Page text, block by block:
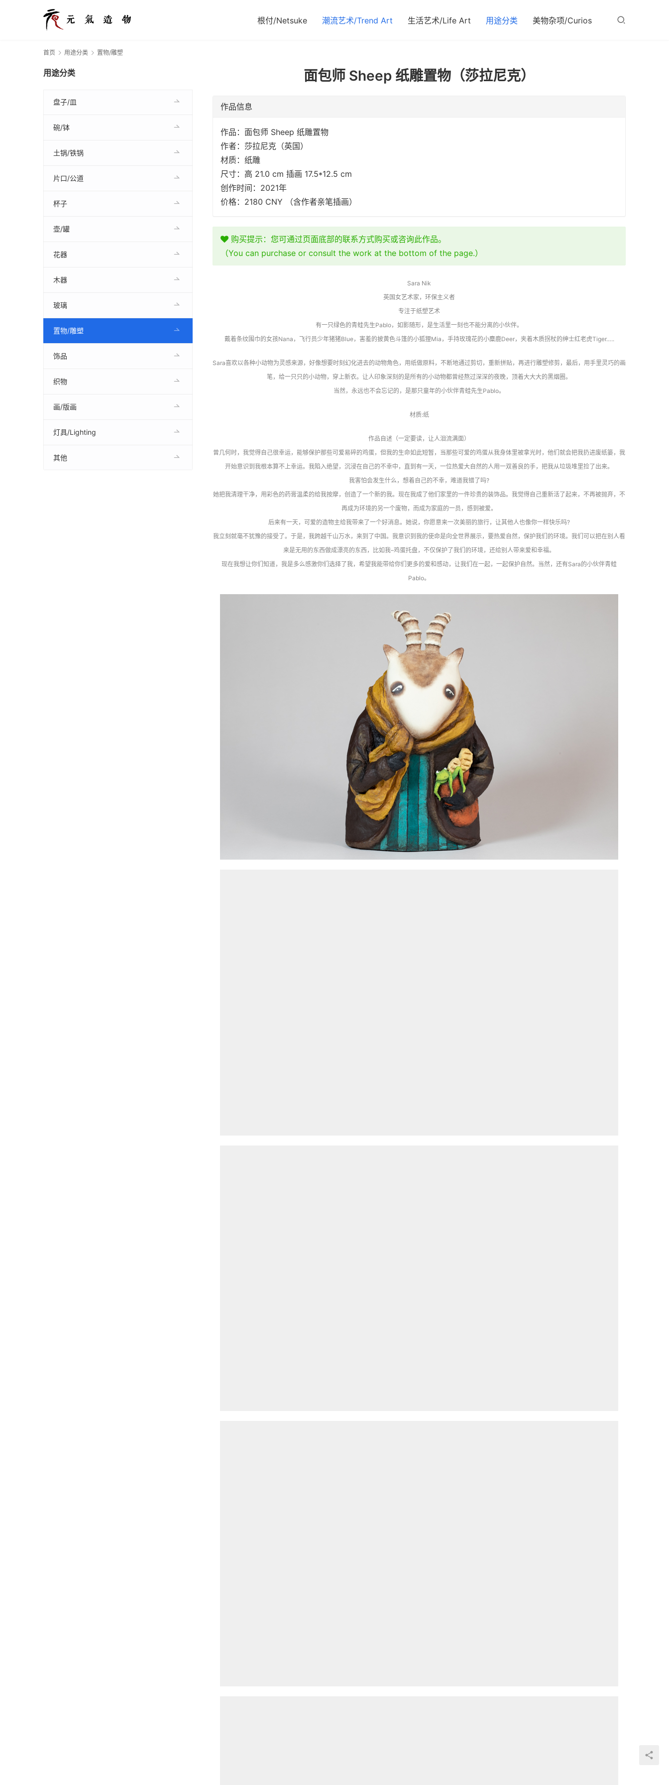
根付/Netsuke 潮流艺术/Trend Art 生活艺术/Life Art 用途分类 美物杂项/Curios
首页 用途分类 置物/雕塑
面包师 Sheep 纸雕置物（莎拉尼克）
作品信息
作品：面包师 Sheep 纸雕置物
作者：莎拉尼克（英国）
材质：纸雕
尺寸：高 21.0 cm 插画 17.5*12.5 cm
创作时间：2021年
价格：2180 CNY （含作者亲笔插画）
购买提示：您可通过页面底部的联系方式购买或咨询此作品。
（You can purchase or consult the work at the bottom of the page.）
Sara Nik
英国女艺术家，环保主义者
专注于纸塑艺术
有一只绿色的青蛙先生Pablo，如影随形，是生活里一刻也不能分离的小伙伴。
戴着条纹围巾的女孩Nana，飞行员少年猪猪Blue，害羞的披黄色斗篷的小狐狸Mia，手持玫瑰花的小麋鹿Deer，夹着木质拐杖的绅士红老虎Tiger…..
Sara喜欢以各种小动物为灵感来源，好像想要时刻幻化进去的动物角色，用纸做原料，不断地通过剪切，重新拼贴，再进行雕塑修剪，最后，用手里灵巧的画
笔，给一只只的小动物，穿上新衣。让人印象深刻的是所有的小动物都曾经熬过深深的夜晚，顶着大大大的黑烟圈。
当然，永远也不会忘记的，是那只童年的小伙伴青蛙先生Pablo。
材质:纸
作品自述（一定要读，让人泪流满面）
曾几何时，我觉得自己很幸运，能够保护那些可爱易碎的鸡蛋，但我的生命如此短暂，当那些可爱的鸡蛋从我身体里被拿光时，他们就会把我扔进废纸篓，我
开始意识到我根本算不上幸运。我陷入绝望，沉浸在自己的不幸中，直到有一天，一位热爱大自然的人用一双善良的手，把我从垃圾堆里捡了出来。
我害怕会发生什么，想着自己的不幸，难道我错了吗?
她把我清理干净，用彩色的药膏温柔的给我按摩，创造了一个新的我。现在我成了他们家里的一件珍贵的装饰品。我觉得自己重新活了起来，不再被抛弃，不
再成为环境的另一个废物，而成为家庭的一员，感到被爱。
后来有一天，可爱的造物主给我带来了一个好消息。她说，你愿意来一次美丽的旅行，让其他人也像你一样快乐吗?
我立刻就毫不犹豫的接受了。于是，我跨越千山万水，来到了中国。我意识到我的使命是向全世界展示，要热爱自然，保护我们的环境。我们可以把在别人看
来是无用的东西做成漂亮的东西，比如我–鸡蛋托盘，不仅保护了我们的环境，还给别人带来爱和幸福。
现在我想让你们知道，我是多么感激你们选择了我，希望我能带给你们更多的爱和感动，让我们在一起，一起保护自然。当然，还有Sara的小伙伴青蛙
Pablo。
用途分类
盘子/皿
碗/钵
土锅/铁锅
片口/公道
杯子
壶/罐
花器
木器
玻璃
置物/雕塑
饰品
织物
画/版画
灯具/Lighting
其他